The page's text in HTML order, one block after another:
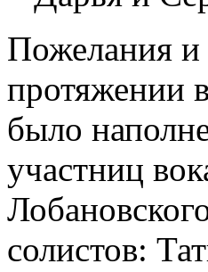
Пожелания и
протяжении
было
участниц
солистов: